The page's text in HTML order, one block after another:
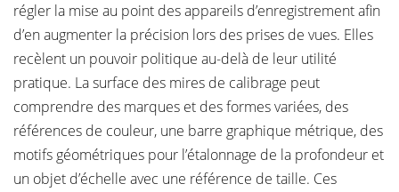
régler la mise au point des appareils d’enregistrement afin
d’en augmenter la précision lors des prises de vues. Elles
recèlent un pouvoir politique au-delà de leur utilité
pratique. La surface des mires de calibrage peut
comprendre des marques et des formes variées, des
références de couleur, une barre graphique métrique, des
motifs géométriques pour l’étalonnage de la profondeur et
un objet d’échelle avec une référence de taille. Ces